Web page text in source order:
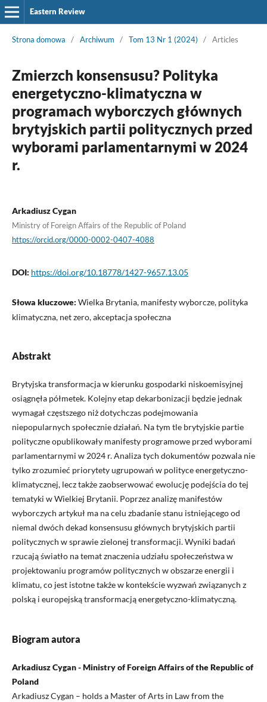
Eastern Review
Strona domowa / Archiwum / Tom 13 Nr 1 (2024) / Articles
Zmierzch konsensusu? Polityka
energetyczno-klimatyczna w
programach wyborczych głównych
brytyjskich partii politycznych przed
wyborami parlamentarnymi w 2024
r.
Arkadiusz Cygan
Ministry of Foreign Affairs of the Republic of Poland
https://orcid.org/0000-0002-0407-4088
DOI: https://doi.org/10.18778/1427-9657.13.05
Słowa kluczowe: Wielka Brytania, manifesty wyborcze, polityka
klimatyczna, net zero, akceptacja społeczna
Abstrakt
Brytyjska transformacja w kierunku gospodarki niskoemisyjnej
osiągnęła półmetek. Kolejny etap dekarbonizacji będzie jednak
wymagał częstszego niż dotychczas podejmowania
niepopularnych społecznie działań. Na tym tle brytyjskie partie
polityczne opublikowały manifesty programowe przed wyborami
parlamentarnymi w 2024 r. Analiza tych dokumentów pozwala nie
tylko zrozumieć priorytety ugrupowań w polityce energetyczno-
klimatycznej, lecz także zaobserwować ewolucję podejścia do tej
tematyki w Wielkiej Brytanii. Poprzez analizę manifestów
wyborczych artykuł ma na celu zbadanie stanu istniejącego od
niemal dwóch dekad konsensusu głównych brytyjskich partii
politycznych w sprawie zielonej transformacji. Wyniki badań
rzucają światło na temat znaczenia udziału społeczeństwa w
projektowaniu programów politycznych w obszarze energii i
klimatu, co jest istotne także w kontekście wyzwań związanych z
polską i europejską transformacją energetyczno-klimatyczną.
Biogram autora
Arkadiusz Cygan - Ministry of Foreign Affairs of the Republic of
Poland
Arkadiusz Cygan – holds a Master of Arts in Law from the